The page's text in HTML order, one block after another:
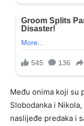
Među onima koji su
Slobodanka i
naslijeđe predaka i